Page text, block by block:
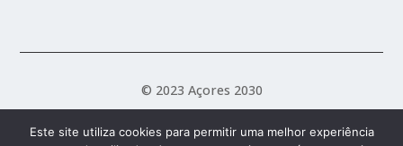
© 2023 Açores 2030
Este site utiliza cookies para permitir uma melhor experiência